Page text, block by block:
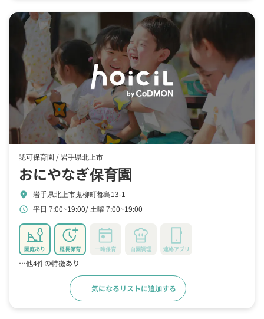
認可保育園 /岩手県北上市
おにやなぎ保育園
location_on 岩手県北上市鬼柳町都鳥13-1
schedule 平日 7:00~19:00 土曜 7:00~19:00
園庭あり 延長保育 一時保育 自園調理 連絡アプリ
…他4件の特徴あり
気になるリストに追加する